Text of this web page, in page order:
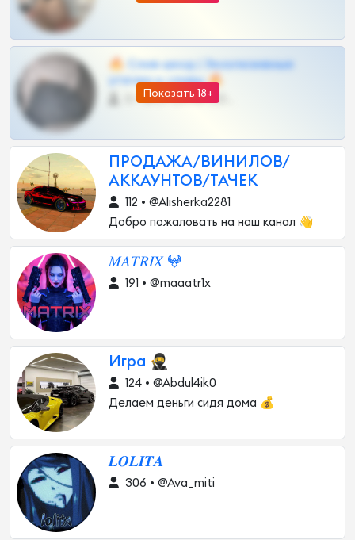
Показать 18+
🔥 Слив шкод | Эксклюзивные
утечки и сливы 🔥
0 •
ПРОДАЖА/ВИНИЛОВ/
АККАУНТОВ/ТАЧЕК
112 • @Alisherka2281
Добро пожаловать на наш канал 👋
𝑀𝐴𝑇𝑅𝐼𝑋 𖤍
191 • @maaatr1x
Игра 🥷
124 • @Abdul4ik0
Делаем деньги сидя дома 💰
𝑳𝑶𝑳𝑰𝑻𝑨
306 • @Ava_miti